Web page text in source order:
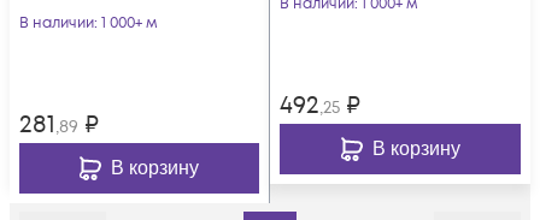
В наличии: 1 000+ м
281,89 ₽
В корзину
В наличии: 1 000+ м
492,25 ₽
В корзину